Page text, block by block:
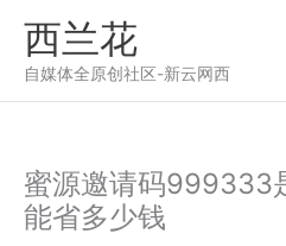
西兰花
自媒体全原创社区-新云网西
蜜源邀请码999333
能省多少钱